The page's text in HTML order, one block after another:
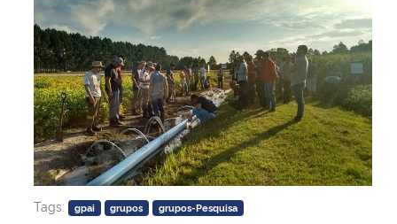
Tags: gpai grupos grupos-Pesquisa